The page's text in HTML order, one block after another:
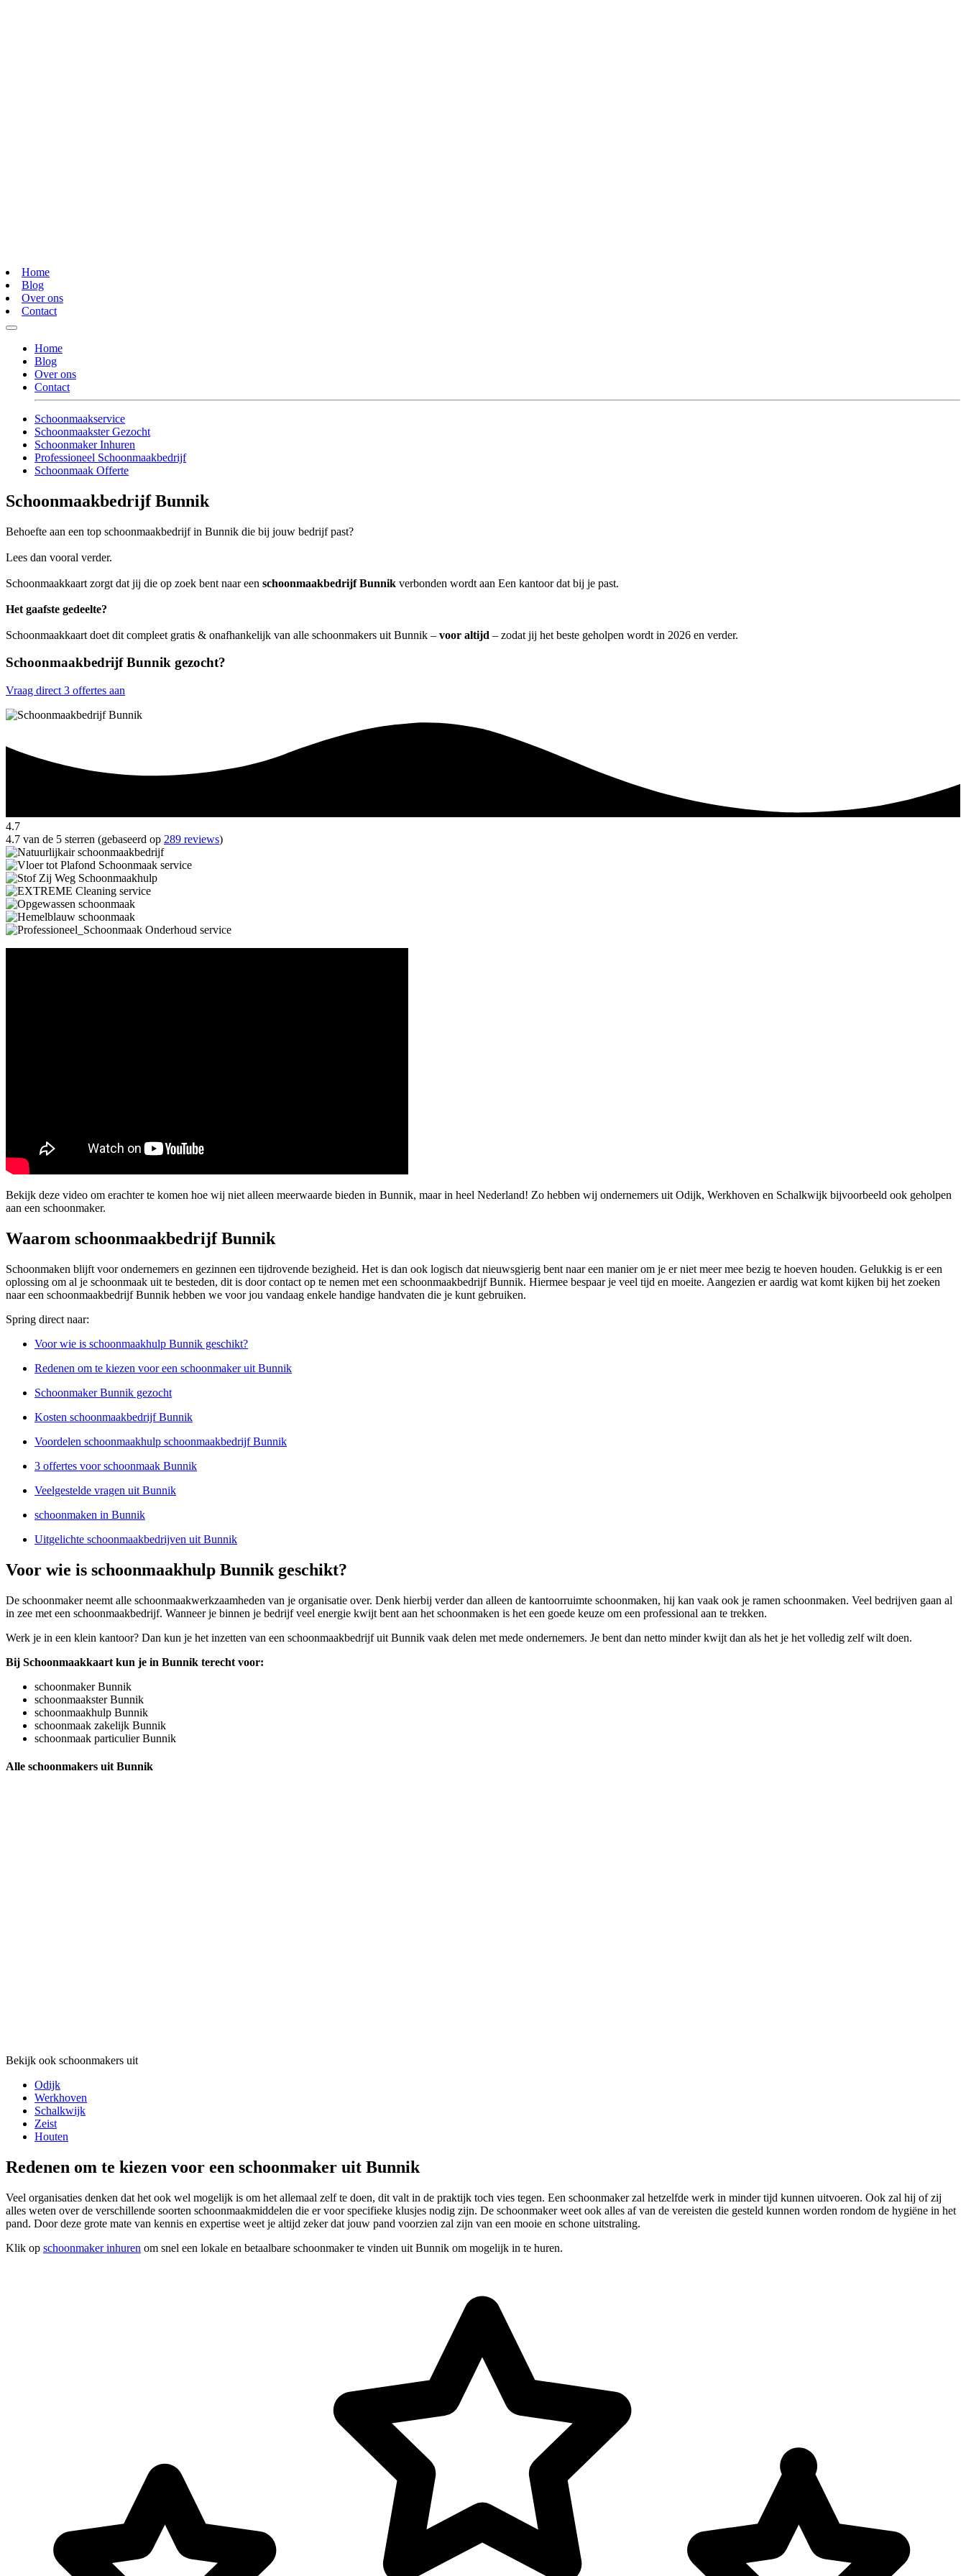
Home
Blog
Over ons
Contact
Home
Blog
Over ons
Contact
Schoonmaakservice
Schoonmaakster Gezocht
Schoonmaker Inhuren
Professioneel Schoonmaakbedrijf
Schoonmaak Offerte
Schoonmaakbedrijf Bunnik
Behoefte aan een top schoonmaakbedrijf in Bunnik die bij jouw bedrijf past?
Lees dan vooral verder.
Schoonmaakkaart zorgt dat jij die op zoek bent naar een schoonmaakbedrijf Bunnik verbonden wordt aan Een kantoor dat bij je past.
Het gaafste gedeelte?
Schoonmaakkaart doet dit compleet gratis & onafhankelijk van alle schoonmakers uit Bunnik – voor altijd – zodat jij het beste geholpen wordt in 2026 en verder.
Schoonmaakbedrijf Bunnik gezocht?
Vraag direct 3 offertes aan
4.7
4.7 van de 5 sterren (gebaseerd op 289 reviews)
Bekijk deze video om erachter te komen hoe wij niet alleen meerwaarde bieden in Bunnik, maar in heel Nederland! Zo hebben wij ondernemers uit Odijk, Werkhoven en Schalkwijk bijvoorbeeld ook geholpen
aan een schoonmaker.
Waarom schoonmaakbedrijf Bunnik
Schoonmaken blijft voor ondernemers en gezinnen een tijdrovende bezigheid. Het is dan ook logisch dat nieuwsgierig bent naar een manier om je er niet meer mee bezig te hoeven houden. Gelukkig is er een
oplossing om al je schoonmaak uit te besteden, dit is door contact op te nemen met een schoonmaakbedrijf Bunnik. Hiermee bespaar je veel tijd en moeite. Aangezien er aardig wat komt kijken bij het zoeken
naar een schoonmaakbedrijf Bunnik hebben we voor jou vandaag enkele handige handvaten die je kunt gebruiken.
Spring direct naar:
Voor wie is schoonmaakhulp Bunnik geschikt?
Redenen om te kiezen voor een schoonmaker uit Bunnik
Schoonmaker Bunnik gezocht
Kosten schoonmaakbedrijf Bunnik
Voordelen schoonmaakhulp schoonmaakbedrijf Bunnik
3 offertes voor schoonmaak Bunnik
Veelgestelde vragen uit Bunnik
schoonmaken in Bunnik
Uitgelichte schoonmaakbedrijven uit Bunnik
Voor wie is schoonmaakhulp Bunnik geschikt?
De schoonmaker neemt alle schoonmaakwerkzaamheden van je organisatie over. Denk hierbij verder dan alleen de kantoorruimte schoonmaken, hij kan vaak ook je ramen schoonmaken. Veel bedrijven gaan al
in zee met een schoonmaakbedrijf. Wanneer je binnen je bedrijf veel energie kwijt bent aan het schoonmaken is het een goede keuze om een professional aan te trekken.
Werk je in een klein kantoor? Dan kun je het inzetten van een schoonmaakbedrijf uit Bunnik vaak delen met mede ondernemers. Je bent dan netto minder kwijt dan als het je het volledig zelf wilt doen.
Bij Schoonmaakkaart kun je in Bunnik terecht voor:
schoonmaker Bunnik
schoonmaakster Bunnik
schoonmaakhulp Bunnik
schoonmaak zakelijk Bunnik
schoonmaak particulier Bunnik
Alle schoonmakers uit Bunnik
Bekijk ook schoonmakers uit
Odijk
Werkhoven
Schalkwijk
Zeist
Houten
Redenen om te kiezen voor een schoonmaker uit Bunnik
Veel organisaties denken dat het ook wel mogelijk is om het allemaal zelf te doen, dit valt in de praktijk toch vies tegen. Een schoonmaker zal hetzelfde werk in minder tijd kunnen uitvoeren. Ook zal hij of zij
alles weten over de verschillende soorten schoonmaakmiddelen die er voor specifieke klusjes nodig zijn. De schoonmaker weet ook alles af van de vereisten die gesteld kunnen worden rondom de hygiëne in het
pand. Door deze grote mate van kennis en expertise weet je altijd zeker dat jouw pand voorzien zal zijn van een mooie en schone uitstraling.
Klik op schoonmaker inhuren om snel een lokale en betaalbare schoonmaker te vinden uit Bunnik om mogelijk in te huren.